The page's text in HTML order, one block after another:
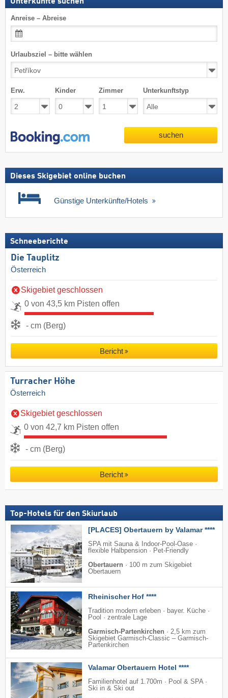
Anreise – Abreise
Urlaubsziel – bitte wählen
Erw. Kinder Zimmer Unterkunftstyp
suchen
Dieses Skigebiet online buchen
Günstige Unterkünfte/Hotels
Schneeberichte
Die Tauplitz
Österreich
Skigebiet geschlossen
0 von 43,5 km Pisten offen
- cm (Berg)
Bericht
Turracher Höhe
Österreich
Skigebiet geschlossen
0 von 42,7 km Pisten offen
- cm (Berg)
Bericht
Top-Hotels für den Skiurlaub
[PLACES] Obertauern by Valamar ****
SPA mit Sauna & Indoor-Pool-Oase ·
flexible Halbpension · Pet-Friendly
Obertauern · 100 m zum Skigebiet
Obertauern
Rheinischer Hof ****
Tradition modern erleben · bayer. Küche ·
Pool · zentrale Lage
Garmisch-Partenkirchen · 2,5 km zum
Skigebiet Garmisch-Classic – Garmisch-
Partenkirchen
Valamar Obertauern Hotel ****
Familienhotel auf 1.700m · Pool & SPA ·
Ski in & Ski out